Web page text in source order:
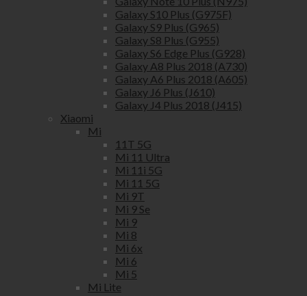
Galaxy S10 Plus (G975F)
Galaxy S9 Plus (G965)
Galaxy S8 Plus (G955)
Galaxy S6 Edge Plus (G928)
Galaxy A8 Plus 2018 (A730)
Galaxy A6 Plus 2018 (A605)
Galaxy J6 Plus (J610)
Galaxy J4 Plus 2018 (J415)
Xiaomi
Mi
11T 5G
Mi 11 Ultra
Mi 11i 5G
Mi 11 5G
Mi 9T
Mi 9 Se
Mi 9
Mi 8
Mi 6x
Mi 6
Mi 5
Mi Lite